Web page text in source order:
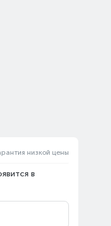
низкой цены
в